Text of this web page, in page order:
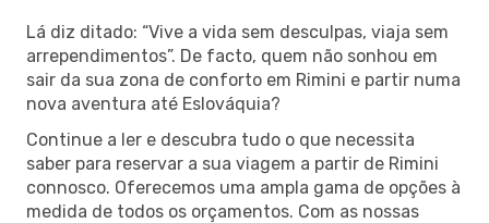
Lá diz ditado: “Vive a vida sem desculpas, viaja sem
arrependimentos”. De facto, quem não sonhou em
sair da sua zona de conforto em Rimini e partir numa
nova aventura até Eslováquia?
Continue a ler e descubra tudo o que necessita
saber para reservar a sua viagem a partir de Rimini
connosco. Oferecemos uma ampla gama de opções à
medida de todos os orçamentos. Com as nossas